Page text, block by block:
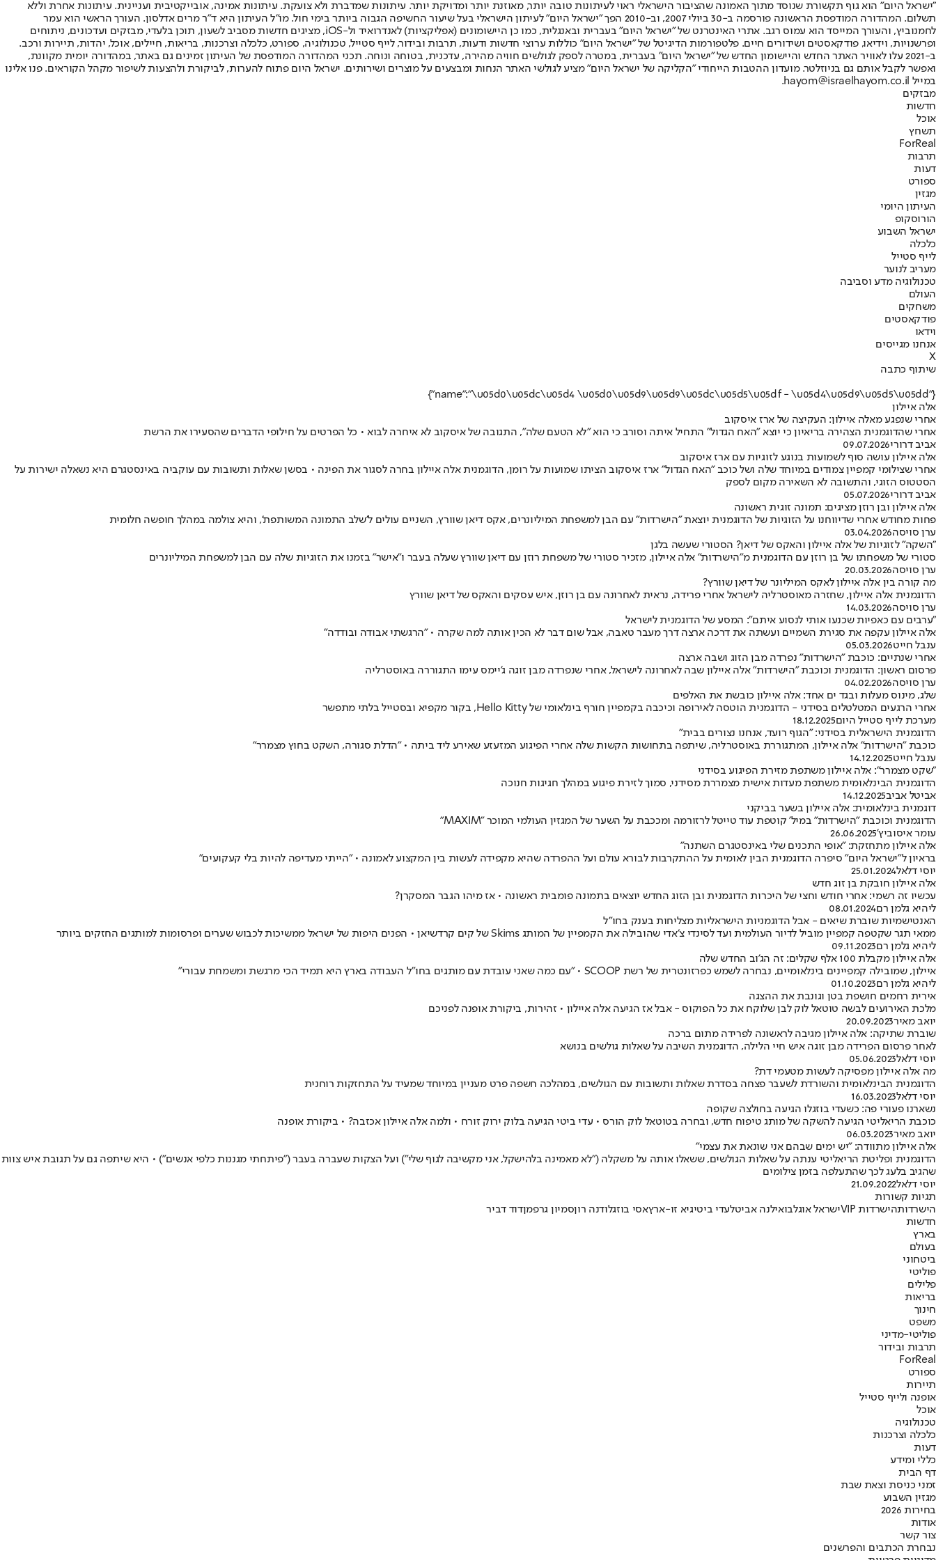
"ישראל היום" הוא גוף תקשורת שנוסד מתוך האמונה שהציבור הישראלי ראוי לעיתונות טובה יותר, מאוזנת יותר ומדויקת יותר. עיתונות שמדברת ולא צועקת. עיתונות אמינה, אובייקטיבית ועניינית. עיתונות אחרת וללא
תשלום. המהדורה המודפסת הראשונה פורסמה ב-30 ביולי 2007, וב-2010 הפך "ישראל היום" לעיתון הישראלי בעל שיעור החשיפה הגבוה ביותר בימי חול. מו"ל העיתון היא ד"ר מרים אדלסון. העורך הראשי הוא עמר
לחמנוביץ, והעורך המייסד הוא עמוס רגב. אתרי האינטרנט של "ישראל היום" בעברית ובאנגלית, כמו כן היישומונים (אפליקציות) לאנדרואיד ול-iOS, מציגים חדשות מסביב לשעון, תוכן בלעדי, מבזקים ועדכונים, ניתוחים
ופרשנויות, וידיאו, פודקאסטים ושידורים חיים. פלטפורמות הדיגיטל של "ישראל היום" כוללות ערוצי חדשות ודעות, תרבות ובידור, לייף סטייל, טכנולוגיה, ספורט, כלכלה וצרכנות, בריאות, חיילים, אוכל, יהדות, תיירות ורכב.
ב-2021 עלו לאוויר האתר החדש והיישומון החדש של "ישראל היום" בעברית, במטרה לספק לגולשים חוויה מהירה, עדכנית, בטוחה ונוחה. תכני המהדורה המודפסת של העיתון זמינים גם באתר, במהדורה יומית מקוונת,
ואפשר לקבל אותם גם בניוזלטר. מועדון ההטבות הייחודי "הקליקה של ישראל היום" מציע לגולשי האתר הנחות ומבצעים על מוצרים ושירותים. ישראל היום פתוח להערות, לביקורת ולהצעות לשיפור מקהל הקוראים. פנו אלינו
במייל hayom@israelhayom.co.il.
מבזקים
חדשות
אוכל
תשחץ
ForReal
תרבות
דעות
ספורט
מגזין
העיתון היומי
הורוסקופ
ישראל השבוע
כלכלה
לייף סטייל
מעריב לנוער
טכנולוגיה מדע וסביבה
העולם
משחקים
פודקאסטים
וידאו
אנחנו מגייסים
X
שיתוף כתבה
{"name":"\u05d0\u05dc\u05d4 \u05d0\u05d9\u05d9\u05dc\u05d5\u05df - \u05d4\u05d9\u05d5\u05dd"}
אלה איילון
אחרי שנפגע מאלה איילון: העקיצה של ארז איסקוב
אחרי שהדוגמנית הצהירה בריאיון כי יוצא "האח הגדול" התחיל איתה וסורב כי הוא "לא הטעם שלה", התגובה של איסקוב לא איחרה לבוא • כל הפרטים על חילופי הדברים שהסעירו את הרשת
אביב דרורי09.07.2026
אלה איילון עושה סוף לשמועות בנוגע לזוגיות עם ארז איסקוב
אחרי שצילומי קמפיין צמודים במיוחד שלה ושל כוכב "האח הגדול" ארז איסקוב הציתו שמועות על רומן, הדוגמנית אלה איילון בחרה לסגור את הפינה • בסשן שאלות ותשובות עם עוקביה באינסטגרם היא נשאלה ישירות על
הסטטוס הזוגי, והתשובה לא השאירה מקום לספק
אביב דרורי05.07.2026
אלה איילון ובן רוזן מציגים: תמונה זוגית ראשונה
פחות מחודש אחרי שדיווחנו על הזוגיות של הדוגמנית יוצאת "הישרדות" עם הבן למשפחת המיליונרים, אקס דיאן שוורץ, השניים עולים ל'שלב התמונה המשותפת', והיא צולמה במהלך חופשה חלומית
ערן סויסה03.04.2026
"השקה" לזוגיות של אלה איילון והאקס של דיאן? הסטורי שעשה בלגן
סטורי של משפחתו של בן רוזן עם הדוגמנית מ"הישרדות" אלה איילון, מזכיר סטורי של משפחת רוזן עם דיאן שוורץ שעלה בעבר ו"אישר" בזמנו את הזוגיות שלה עם הבן למשפחת המיליונרים
ערן סויסה20.03.2026
מה קורה בין אלה איילון לאקס המיליונר של דיאן שוורץ?
הדוגמנית אלה איילון, שחזרה מאוסטרליה לישראל אחרי פרידה, נראית לאחרונה עם בן רוזן, איש עסקים והאקס של דיאן שוורץ
ערן סויסה14.03.2026
"ערבים עם כאפיות שכנעו אותי לנסוע איתם": המסע של הדוגמנית לישראל
אלה איילון עקפה את סגירת השמיים ועשתה את דרכה ארצה דרך מעבר טאבה, אבל שום דבר לא הכין אותה למה שקרה • "הרגשתי אבודה ובודדה"
ענבל חייט05.03.2026
אחרי שנתיים: כוכבת "הישרדות" נפרדה מבן הזוג ושבה ארצה
פרסום ראשון: הדוגמנית וכוכבת "הישרדות" אלה איילון שבה לאחרונה לישראל, אחרי שנפרדה מבן זוגה ג'יימס עימו התגוררה באוסטרליה
ערן סויסה04.02.2026
שלג, מינוס מעלות ובגד ים אחד: אלה איילון כובשת את האלפים
אחרי הרגעים המטלטלים בסידני - הדוגמנית הוטסה לאירופה וכיכבה בקמפיין חורף בינלאומי של Hello Kitty, בקור מקפיא ובסטייל בלתי מתפשר
מערכת לייף סטייל היום18.12.2025
הדוגמנית הישראלית בסידני: "הגוף רועד, אנחנו נצורים בבית"
כוכבת "הישרדות" אלה איילון, המתגוררת באוסטרליה, שיתפה בתחושות הקשות שלה אחרי הפיגוע המזעזע שאירע ליד ביתה • "הדלת סגורה, השקט בחוץ מצמרר"
ענבל חייט14.12.2025
"שקט מצמרר": אלה איילון משתפת מזירת הפיגוע בסידני
הדוגמנית הבינלאומית משתפת מעדות אישית מצמררת מסידני, סמוך לזירת פיגוע במהלך חגיגות חנוכה
אביטל אביב14.12.2025
דוגמנית בינלאומית: אלה איילון בשער בביקני
הדוגמנית וכוכבת "הישרדות" במיל' קוטפת עוד טייטל לרזורמה ומככבת על השער של המגזין העולמי המוכר "MAXIM"
עומר איסוביץ'26.06.2025
אלה איילון מתחזקת: "אופי התכנים שלי באינסטגרם השתנה"
בראיון ל"ישראל היום" סיפרה הדוגמנית הבין לאומית על ההתקרבות לבורא עולם ועל ההפרדה שהיא מקפידה לעשות בין המקצוע לאמונה • "הייתי מעדיפה להיות בלי קעקועים"
יוסי דלאל25.01.2024
אלה איילון חובקת בן זוג חדש
עכשיו זה רשמי: אחרי חודש וחצי של היכרות הדוגמנית ובן הזוג החדש יוצאים בתמונה פומבית ראשונה • אז מיהו הגבר המסקרן?
ליהיא גלמן רם08.01.2024
האנטישמיות שוברת שיאים - אבל הדוגמניות הישראליות מצליחות בענק בחו"ל
ממאי תגר שקטפה קמפיין מוביל לדיור העולמית ועד לסינדי צ׳אדי שהובילה את הקמפיין של המותג Skims של קים קרדשיאן • הפנים היפות של ישראל ממשיכות לכבוש שערים ופרסומות למותגים החזקים ביותר
ליהיא גלמן רם09.11.2023
אלה איילון מקבלת 100 אלף שקלים: זה הג'וב החדש שלה
איילון, שמובילה קמפיינים בינלאומיים, נבחרה לשמש כפרזונטרית של רשת SCOOP • "עם כמה שאני עובדת עם מותגים בחו"ל העבודה בארץ היא תמיד הכי מרגשת ומשמחת עבורי"
ליהיא גלמן רם01.10.2023
אירית רחמים חושפת בטן וגונבת את ההצגה
מלכת האירועים לבשה טוטאל לוק לבן שלוקח את כל הפוקוס - אבל אז הגיעה אלה איילון • זהירות, ביקורת אופנה לפניכם
יואב מאיר20.09.2023
שוברת שתיקה: אלה איילון מגיבה לראשונה לפרידה מתום ברכה
לאחר פרסום הפרידה מבן זוגה איש חיי הלילה, הדוגמנית השיבה על שאלות גולשים בנושא
יוסי דלאל05.06.2023
מה אלה איילון מפסיקה לעשות מטעמי דת?
הדוגמנית הבינלאומית והשורדת לשעבר פצחה בסדרת שאלות ותשובות עם הגולשים, במהלכה חשפה פרט מעניין במיוחד שמעיד על התחזקות רוחנית
יוסי דלאל16.03.2023
נשארנו פעורי פה: כשעדי בוזגלו הגיעה בחולצה שקופה
כוכבת הריאליטי הגיעה להשקה של מותג טיפוח חדש, ובחרה בטוטאל לוק הורס • עדי ביטי הגיעה בלוק ירוק זורח • ולמה אלה איילון אכזבה? • ביקורת אופנה
יואב מאיר06.03.2023
אלה איילון מתוודה: "יש ימים שבהם אני שונאת את עצמי"
הדוגמנית ופליטת הריאליטי ענתה על שאלות הגולשים, ששאלו אותה על משקלה ("לא מאמינה בלהישקל, אני מקשיבה לגוף שלי") ועל הצקות שעברה בעבר ("פיתחתי מגננות כלפי אנשים") • היא שיתפה גם על תגובת איש צוות
שהגיב בלעג לכך שהתעלפה בזמן צילומים
יוסי דלאל21.09.2022
תגיות קשורות
הישרדותהישרדות VIP ישראל אוגלבואילנה אביטלעדי ביטיגיא זו-ארץאסי בוזגלודנה רוןסמיון גרפמןדוד דביר
חדשות
בארץ
בעולם
ביטחוני
פוליטי
פלילים
בריאות
חינוך
משפט
פוליטי-מדיני
תרבות ובידור
ForReal
ספורט
תיירות
אופנה ולייף סטייל
אוכל
טכנולוגיה
כלכלה וצרכנות
דעות
כללי ומידע
דף הבית
זמני כניסת וצאת שבת
מגזין השבוע
בחירות 2026
אודות
צור קשר
נבחרת הכתבים והפרשנים